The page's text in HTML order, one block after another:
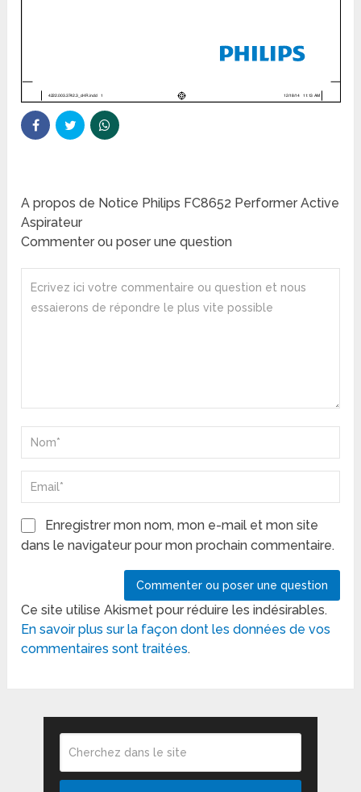
A propos de Notice Philips FC8652 Performer Active
Aspirateur
Commenter ou poser une question
Enregistrer mon nom, mon e-mail et mon site
dans le navigateur pour mon prochain commentaire.
Ce site utilise Akismet pour réduire les indésirables.
En savoir plus sur la façon dont les données de vos
commentaires sont traitées.